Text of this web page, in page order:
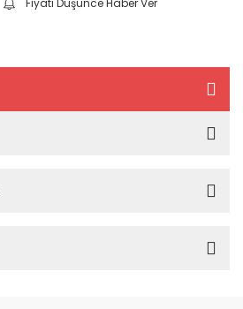
Fiyatı Düşünce Haber Ver